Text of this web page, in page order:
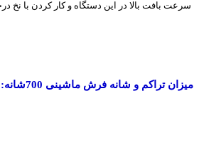
سرعت بافت بالا در این دستگاه و کار کردن با نخ
میزان تراکم و شانه فرش ماشینی 700شانه: